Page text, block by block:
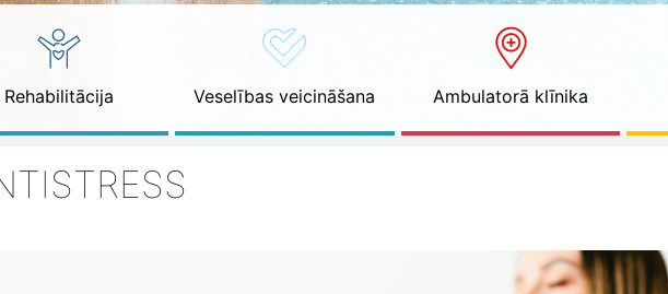
Rehabilitācija Veselības veicināšana Ambulatorā klīnika